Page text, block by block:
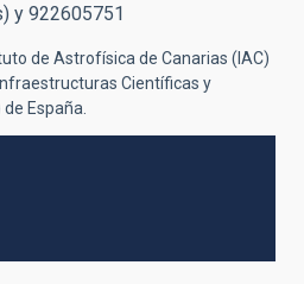
y 922605751
de Astrofísica de Canarias (IAC)
Científicas y
España.